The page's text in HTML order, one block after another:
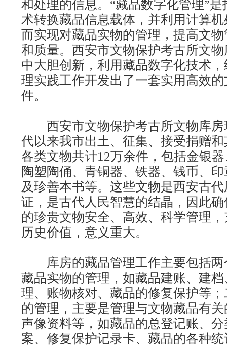
和处理的信息。“藏品数字化管理”
术转换藏品信息载体，并利用计算
而实现对藏品实物的管理，提高文
和质量。西安市文物保护考古所文
中大胆创新，利用藏品数字化技术
理实践工作开发出了一套实用高效
件。
西安市文物保护考古所文物库房
代以来我市出土、征集、接受捐赠
各类文物共计12万余件，包括金银
陶塑陶俑、青铜器、铁器、钱币、
及珍善本书等。这些文物是西安古
证，是古代人民智慧的结晶，因此
的珍贵文物安全、高效、科学管理
历史价值，意义重大。
库房的藏品管理工作主要包括两
藏品实物的管理，如藏品建账、建
理、账物核对、藏品的修复保护等
的管理，主要是管理与文物藏品有
声像资料等，如藏品的总登记账、
案、修复保护记录卡、藏品的各种